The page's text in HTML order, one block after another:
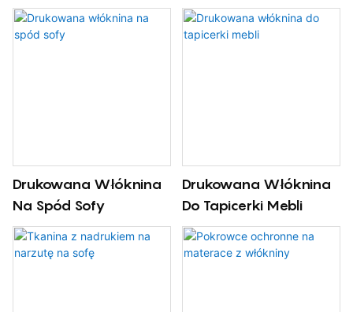
Drukowana Włóknina
Na Spód Sofy
Drukowana Włóknina
Do Tapicerki Mebli